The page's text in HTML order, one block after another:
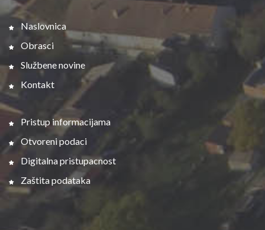
Naslovnica
Obrasci
Službene novine
Kontakt
Pristup informacijama
Otvoreni podaci
Digitalna pristupacnost
Zaštita podataka